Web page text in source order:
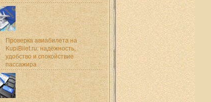
Проверка авиабилета на
KupiBilet.ru: надёжность,
удобство и спокойствие
пассажира